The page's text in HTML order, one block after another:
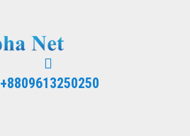
+8809613250250